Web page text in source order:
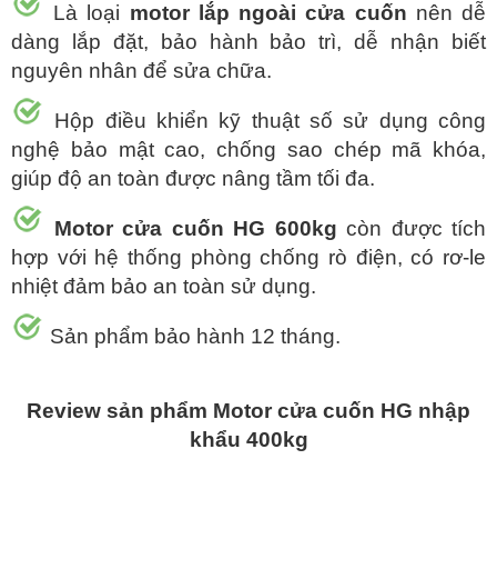
Là loại motor lắp ngoài cửa cuốn nên dễ
dàng lắp đặt, bảo hành bảo trì, dễ nhận biết
nguyên nhân để sửa chữa.
Hộp điều khiển kỹ thuật số sử dụng công
nghệ bảo mật cao, chống sao chép mã khóa,
giúp độ an toàn được nâng tầm tối đa.
Motor cửa cuốn HG 600kg còn được tích
hợp với hệ thống phòng chống rò điện, có rơ-le
nhiệt đảm bảo an toàn sử dụng.
Sản phẩm bảo hành 12 tháng.
Review sản phẩm Motor cửa cuốn HG nhập
khẩu 400kg